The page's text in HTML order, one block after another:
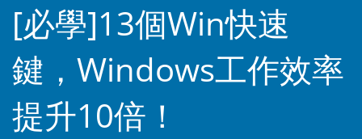
評測文章
關於本站
優惠碼
[必學]13個Win快速
鍵，Windows工作效率
提升10倍！